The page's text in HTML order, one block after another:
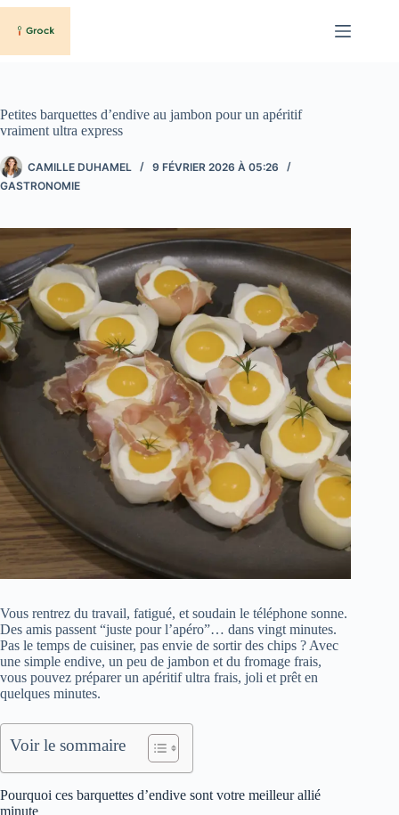
Passer
contenu
Petites barquettes d’endive au jambon pour un apéritif
vraiment ultra express
CAMILLE DUHAMEL
9 FÉVRIER 2026 À 05:26
GASTRONOMIE
Vous rentrez du travail, fatigué, et soudain le téléphone sonne.
Des amis passent “juste pour l’apéro”… dans vingt minutes.
Pas le temps de cuisiner, pas envie de sortir des chips ? Avec
une simple endive, un peu de jambon et du fromage frais,
vous pouvez préparer un apéritif ultra frais, joli et prêt en
quelques minutes.
Voir le sommaire
Pourquoi ces barquettes d’endive sont votre meilleur allié
minute